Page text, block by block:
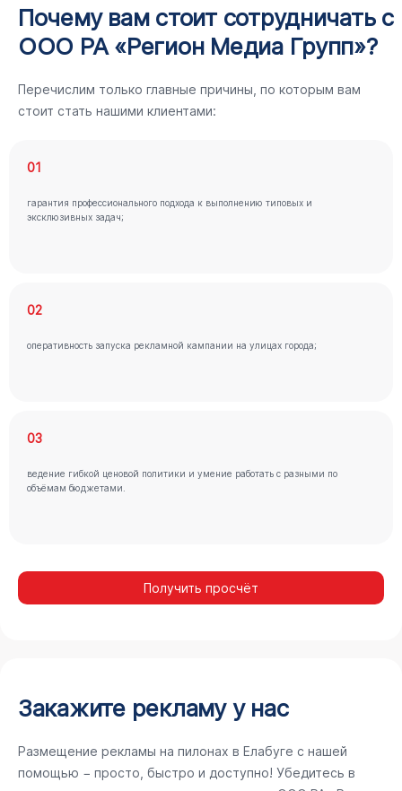
Почему вам стоит сотрудничать с
ООО РА «Регион Медиа Групп»?
Перечислим только главные причины, по которым вам
стоит стать нашими клиентами:
01
гарантия профессионального подхода к выполнению типовых и
эксклюзивных задач;
02
оперативность запуска рекламной кампании на улицах города;
03
ведение гибкой ценовой политики и умение работать с разными по
объёмам бюджетами.
Получить просчёт
Закажите рекламу у нас
Размещение рекламы на пилонах в Елабуге с нашей
помощью − просто, быстро и доступно! Убедитесь в